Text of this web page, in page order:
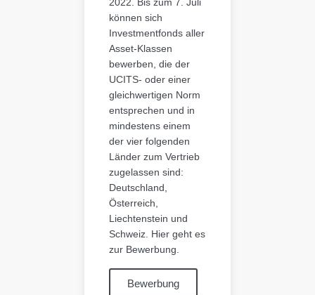
2022. Bis zum 7. Juli
können sich
Investmentfonds aller
Asset-Klassen
bewerben, die der
UCITS- oder einer
gleichwertigen Norm
entsprechen und in
mindestens einem
der vier folgenden
Länder zum Vertrieb
zugelassen sind:
Deutschland,
Österreich,
Liechtenstein und
Schweiz. Hier geht es
zur Bewerbung.
Bewerbung